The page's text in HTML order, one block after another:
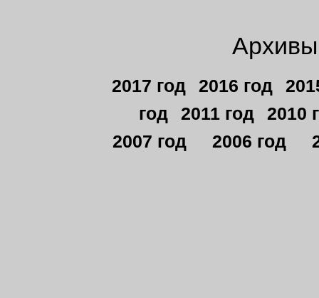
Архивы
2017 год 2016 год
год
2011 год
2010
2007 год
2006 год